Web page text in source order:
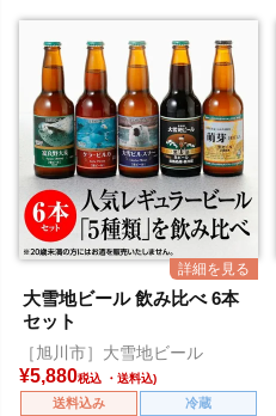
大雪地ビール 飲み比べ 6本
セット
［旭川市］大雪地ビール
¥5,880税込
送料込み 冷蔵